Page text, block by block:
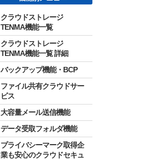
クラウドストレージ
TENMA機能一覧
クラウドストレージ
TENMA機能一覧 詳細
バックアップ機能・BCP
ファイル共有クラウドサー
ビス
大容量メール送信機能
データ受取フォルダ機能
プライバシーマーク取得企
業も安心のクラウドセキュ